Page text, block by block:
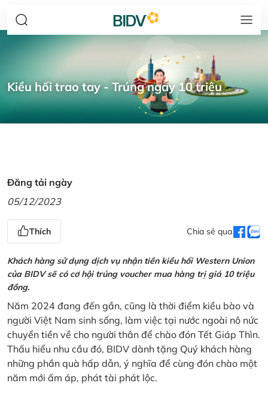
Kiều hối trao tay - Trúng ngay 10 triệu
Đăng tải ngày
05/12/2023
Thích Chia sẻ qua
Khách hàng sử dụng dịch vụ nhận tiền kiều hối Western Union
của BIDV sẽ có cơ hội trúng voucher mua hàng trị giá 10 triệu
đồng.
Năm 2024 đang đến gần, cũng là thời điểm kiều bào và
người Việt Nam sinh sống, làm việc tại nước ngoài nô nức
chuyển tiền về cho người thân để chào đón Tết Giáp Thìn.
Thấu hiểu nhu cầu đó, BIDV dành tặng Quý khách hàng
những phần quà hấp dẫn, ý nghĩa để cùng đón chào một
năm mới ấm áp, phát tài phát lộc.